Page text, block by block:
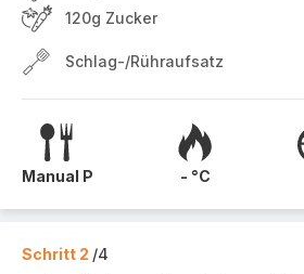
120g Zucker
Schlag-/Rühraufsatz
Manual P - °C
Schritt 2 /4